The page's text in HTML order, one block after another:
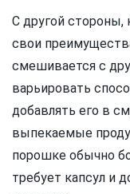
С другой стороны,
свои
смешивается с
варьировать
добавлять его в
выпекаемые
порошке обычно
требует капсул и